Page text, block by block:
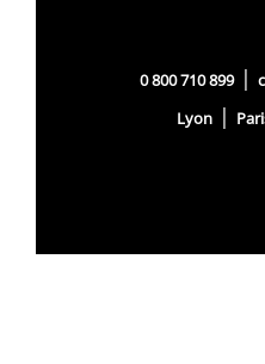
0 800 710 899|
Lyon |